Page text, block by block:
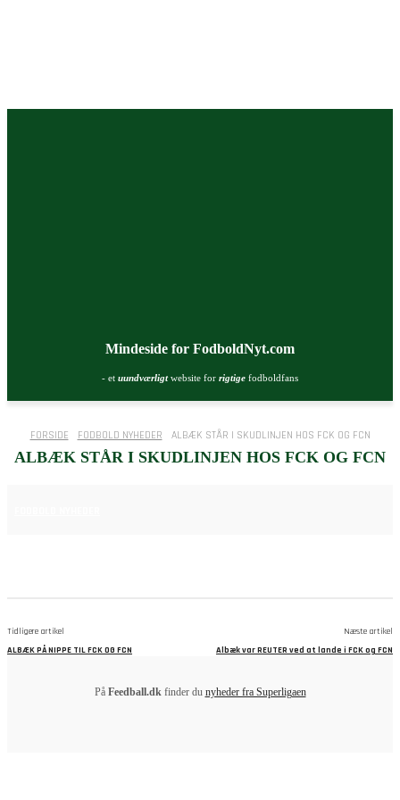
Mindeside for FodboldNyt.com
- et uundværligtwebsite for rigtige fodboldfans
FORSIDE FODBOLD NYHEDER ALBÆK STÅR I SKUDLINJEN HOS FCK OG FCN
ALBÆK STÅR I SKUDLINJEN HOS FCK OG FCN
Tidligere artikel
ALBÆK PÅ NIPPE TIL FCK OG FCN
Næste artikel
Albæk var REUTER ved at lande i FCK og FCN
På Feedball.dkfinder du nyheder fra Superligaen